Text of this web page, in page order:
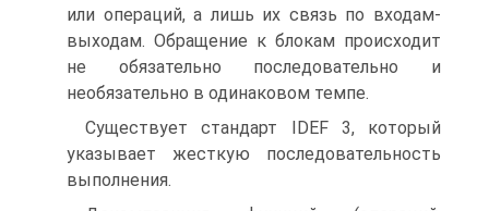
или операций, а лишь их связь по входам-
выходам. Обращение к блокам происходит
не обязательно последовательно и
необязательно в одинаковом темпе.
Существует стандарт IDEF 3, который
указывает жесткую последовательность
выполнения.